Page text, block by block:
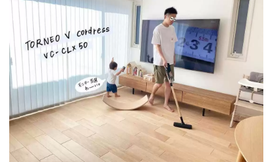
・すき間ノズル